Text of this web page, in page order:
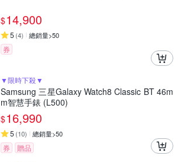
$14,900
5 (4) 總銷量>50
券
▼限時下殺▼
Samsung 三星Galaxy Watch8 Classic BT 46m
m智慧手錶 (L500)
$16,990
5 (10) 總銷量>50
券
贈品